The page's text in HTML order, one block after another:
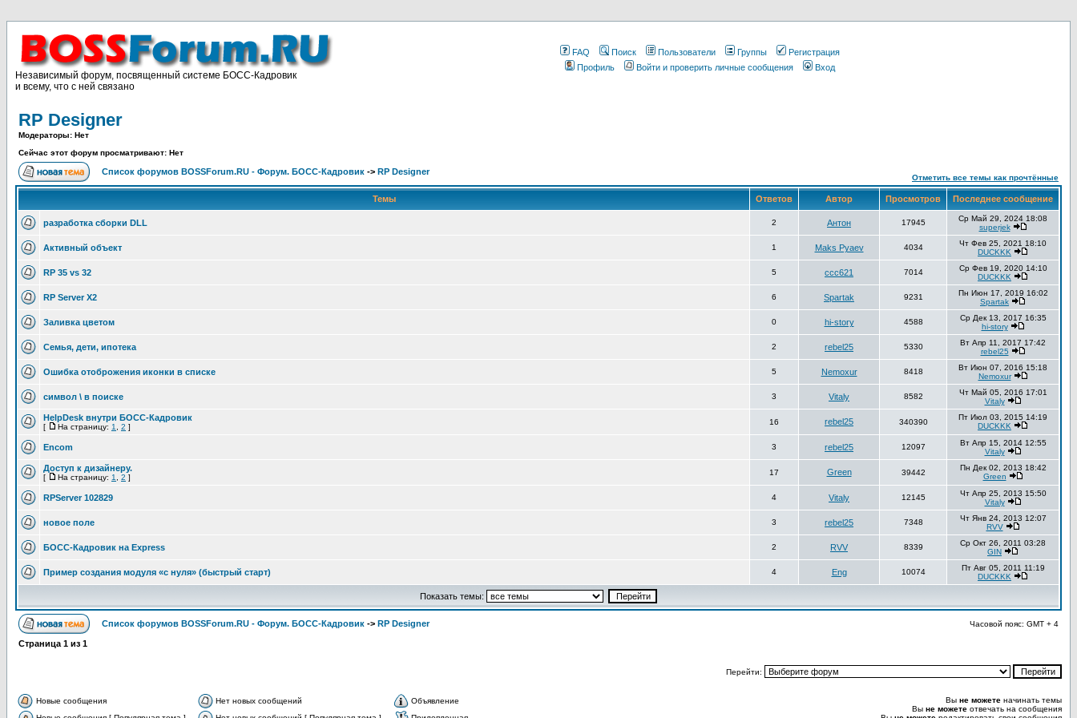
Независимый форум, посвященный системе БОСС-Кадровик
и всему, что с ней связано
FAQ Поиск Пользователи Группы
Регистрация
Профиль
Войти и проверить личные сообщения Вход
RP Designer
Модераторы: Нет
Сейчас этот форум просматривают: Нет
Список форумов BOSSForum.RU - Форум. БОСС-Кадровик -> RP Designer
Отметить все темы как прочтённые
Темы Ответов Автор Просмотров Последнее сообщение
разработка сборки DLL 2 Антон 17945
Ср Май 29, 2024 18:08
superjek
Активный объект 1 Maks Pyaev 4034
Чт Фев 25, 2021 18:10
DUCKKK
RP 35 vs 32 5 ccc621 7014
Ср Фев 19, 2020 14:10
DUCKKK
RP Server X2 6 Spartak 9231
Пн Июн 17, 2019 16:02
Spartak
Заливка цветом 0 hi-story 4588
Ср Дек 13, 2017 16:35
hi-story
Семья, дети, ипотека 2 rebel25 5330
Вт Апр 11, 2017 17:42
rebel25
Ошибка отоброжения иконки в списке 5 Nemoxur 8418
Вт Июн 07, 2016 15:18
Nemoxur
символ \ в поиске 3 Vitaly 8582
Чт Май 05, 2016 17:01
Vitaly
HelpDesk внутри БОСС-Кадровик
[ На страницу: 1 2 ]
16 rebel25 340390
Пт Июл 03, 2015 14:19
DUCKKK
Encom 3 rebel25 12097
Вт Апр 15, 2014 12:55
Vitaly
Доступ к дизайнеру.
[ На страницу: 1 2 ]
17 Green 39442
Пн Дек 02, 2013 18:42
Green
RPServer 102829 4 Vitaly 12145
Чт Апр 25, 2013 15:50
Vitaly
новое поле 3 rebel25 7348
Чт Янв 24, 2013 12:07
RVV
БОСС-Кадровик на Express 2 RVV 8339
Ср Окт 26, 2011 03:28
GIN
Пример создания модуля «с нуля» (быстрый старт) 4 Eng 10074
Пт Авг 05, 2011 11:19
DUCKKK
Показать темы:
Список форумов BOSSForum.RU - Форум. БОСС-Кадровик -> RP Designer Часовой пояс: GMT + 4
Страница 1 из 1
Перейти:
Новые сообщения Нет новых сообщений
Объявление
Вы не можете начинать темы
Вы не можете отвечать на сообщения